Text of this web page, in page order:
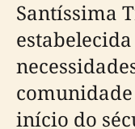
Santíssima
início do